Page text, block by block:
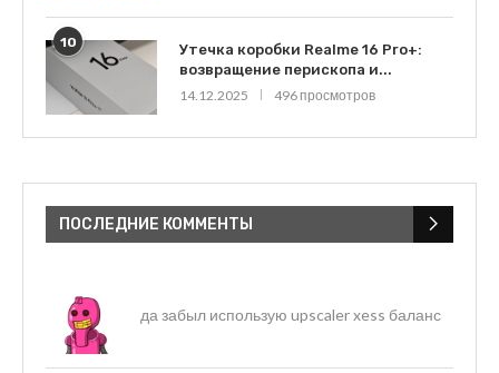
10
Утечка коробки Realme 16 Pro+:
возвращение перископа и...
14.12.2025
496 просмотров
ПОСЛЕДНИЕ КОММЕНТЫ
да забыл использую upscaler xess баланс